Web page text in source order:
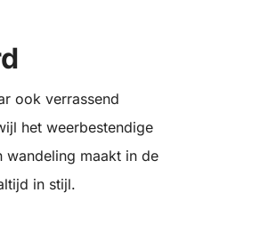
ook verrassend
het weerbestendige
maakt in de
in stijl.